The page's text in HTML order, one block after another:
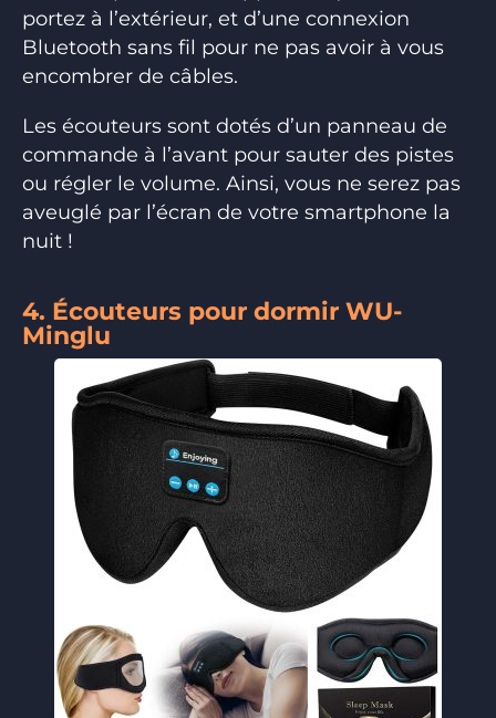
portez à l’extérieur, et d’une connexion
Bluetooth sans fil pour ne pas avoir à vous
encombrer de câbles.
Les écouteurs sont dotés d’un panneau de
commande à l’avant pour sauter des pistes
ou régler le volume. Ainsi, vous ne serez pas
aveuglé par l’écran de votre smartphone la
nuit !
4. Écouteurs pour dormir WU-
Minglu